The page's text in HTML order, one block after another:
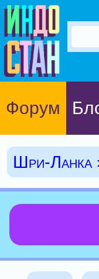
Форум
Шри-Ланка